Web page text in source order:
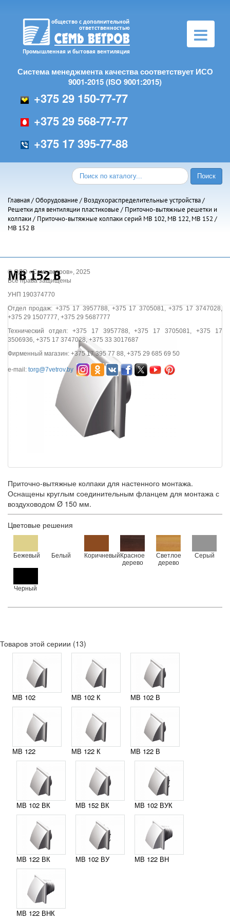
Система менеджмента качества соответствует ИСО
9001-2015 (ISO 9001:2015)
+375 29 150-77-77
+375 29 568-77-77
+375 17 395-77-88
Главная/Оборудование / Воздухораспределительные устройства/
Решетки для вентиляции пластиковые / Приточно-вытяжные решетки и
колпаки/ Приточно-вытяжные колпаки серий МВ 102, МВ 122, МВ 152 /
МВ 152 В
МВ 152 В
Приточно-вытяжные колпаки для настенного монтажа.
Оснащены круглым соединительным фланцем для монтажа с
воздуховодом Ø 150 мм.
Цветовые решения
Бежевый Белый КоричневыйКрасное
дерево
Светлое
дерево
Серый
Черный
Товаров этой сериии (13)
МВ 102
МВ 122
МВ 102 К
МВ 122 К
МВ 102 В
МВ 122 В
МВ 102 ВК
МВ 122 ВК
МВ 152 ВК
МВ 102 ВУ
МВ 102 ВУК
МВ 122 ВН
МВ 122 ВНК
© ОДО «Семь ветров», 2025
Все права защищены
УНП 190374770
Отдел продаж: +375 17 3957788, +375 17 3705081, +375 17 3747028,
+375 29 1507777, +375 29 5687777
Технический отдел: +375 17 3957788, +375 17 3705081, +375 17
3506936, +375 17 3747028, +375 33 3017687
Фирменный магазин: +375 17 395 77 88, +375 29 685 69 50
e-mail: torg@7vetrov.by